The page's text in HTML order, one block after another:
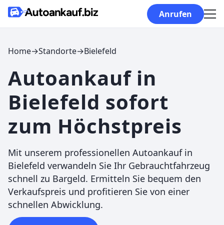
Skip to content
Anrufen
Home→Standorte→Bielefeld
Autoankauf in
Bielefeld sofort
zum Höchstpreis
Mit unserem professionellen Autoankauf in
Bielefeld verwandeln Sie Ihr Gebrauchtfahrzeug
schnell zu Bargeld. Ermitteln Sie bequem den
Verkaufspreis und profitieren Sie von einer
schnellen Abwicklung.